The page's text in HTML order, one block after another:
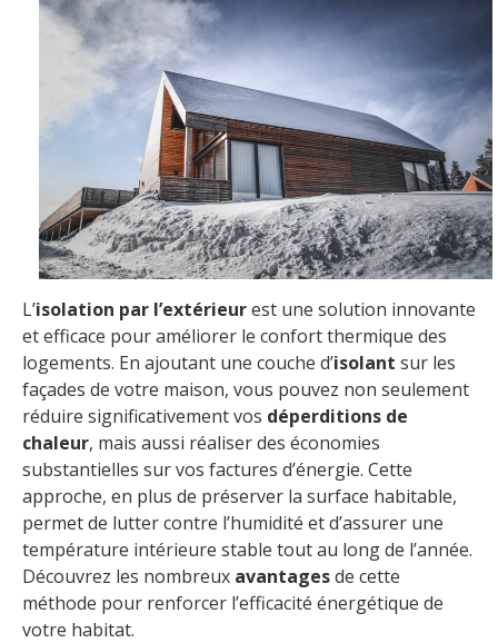
L’isolation par l’extérieurest une solution innovante
et efficace pour améliorer le confort thermique des
logements. En ajoutant une couche d’isolant sur les
façades de votre maison, vous pouvez non seulement
réduire significativement vos déperditions de
chaleur, mais aussi réaliser des économies
substantielles sur vos factures d’énergie. Cette
approche, en plus de préserver la surface habitable,
permet de lutter contre l’humidité et d’assurer une
température intérieure stable tout au long de l’année.
Découvrez les nombreux avantagesde cette
méthode pour renforcer l’efficacité énergétique de
votre habitat.